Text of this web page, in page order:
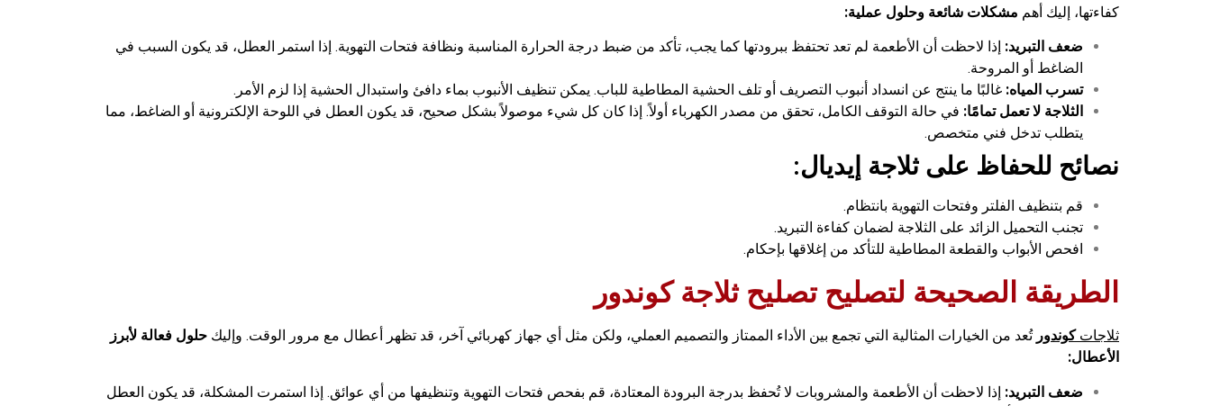
كفاءتها، إليك أهم مشكلات شائعة وحلول عملية:
ضعف التبريد: إذا لاحظت أن الأطعمة لم تعد تحتفظ ببرودتها كما يجب، تأكد من ضبط درجة الحرارة المناسبة ونظافة فتحات التهوية. إذا استمر العطل، قد يكون السبب في
الضاغط أو المروحة.
تسرب المياه: غالبًا ما ينتج عن انسداد أنبوب التصريف أو تلف الحشية المطاطية للباب. يمكن تنظيف الأنبوب بماء دافئ واستبدال الحشية إذا لزم الأمر.
الثلاجة لا تعمل تمامًا: في حالة التوقف الكامل، تحقق من مصدر الكهرباء أولاً. إذا كان كل شيء موصولاً بشكل صحيح، قد يكون العطل في اللوحة الإلكترونية أو الضاغط، مما
يتطلب تدخل فني متخصص.
نصائح للحفاظ على ثلاجة إيديال:
قم بتنظيف الفلتر وفتحات التهوية بانتظام.
تجنب التحميل الزائد على الثلاجة لضمان كفاءة التبريد.
افحص الأبواب والقطعة المطاطية للتأكد من إغلاقها بإحكام.
الطريقة الصحيحة لتصليح تصليح ثلاجة كوندور
ثلاجاتكوندور تُعد من الخيارات المثالية التي تجمع بين الأداء الممتاز والتصميم العملي، ولكن مثل أي جهاز كهربائي آخر، قد تظهر أعطال مع مرور الوقت. وإليك حلول فعالة لأبرز
الأعطال:
ضعف التبريد: إذا لاحظت أن الأطعمة والمشروبات لا تُحفظ بدرجة البرودة المعتادة، قم بفحص فتحات التهوية وتنظيفها من أي عوائق. إذا استمرت المشكلة، قد يكون العطل